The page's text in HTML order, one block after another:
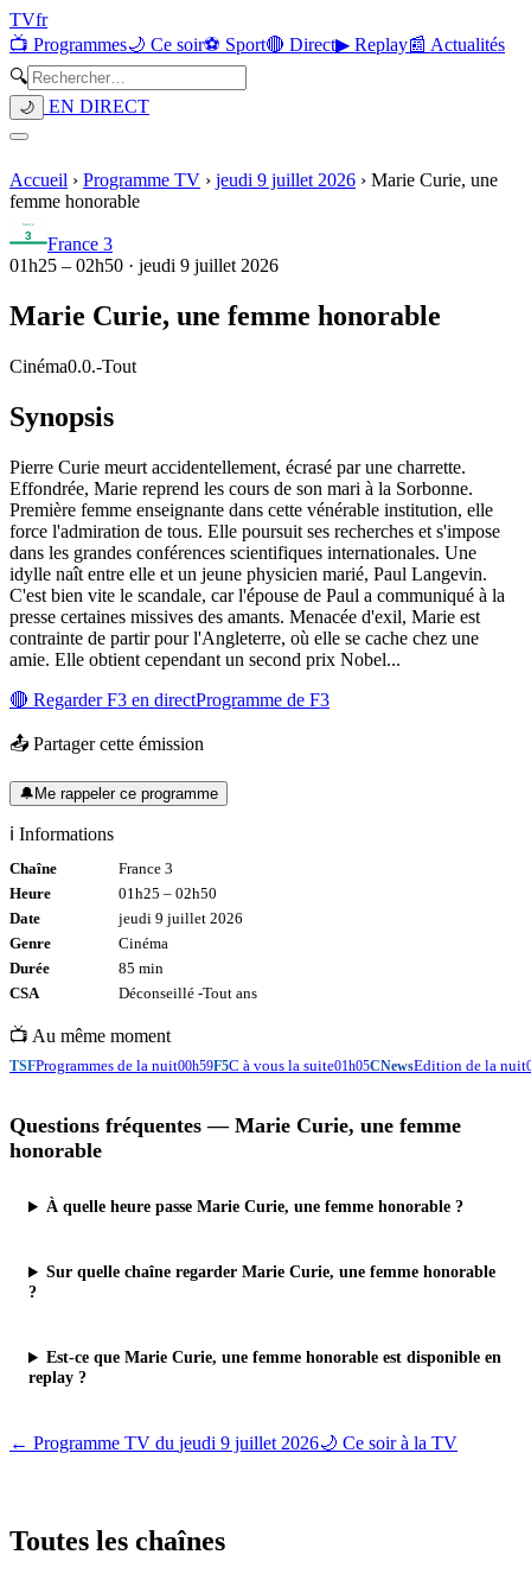
TVfr
📺 Programmes🌙 Ce soir⚽ Sport🔴 Direct▶ Replay📰 Actualités
🔍
🌙 EN DIRECT
Accueil › Programme TV › jeudi 9 juillet 2026 › Marie Curie, une
femme honorable
France 3
01h25 – 02h50 · jeudi 9 juillet 2026
Marie Curie, une femme honorable
Cinéma0.0.-Tout
Synopsis
Pierre Curie meurt accidentellement, écrasé par une charrette.
Effondrée, Marie reprend les cours de son mari à la Sorbonne.
Première femme enseignante dans cette vénérable institution, elle
force l'admiration de tous. Elle poursuit ses recherches et s'impose
dans les grandes conférences scientifiques internationales. Une
idylle naît entre elle et un jeune physicien marié, Paul Langevin.
C'est bien vite le scandale, car l'épouse de Paul a communiqué à la
presse certaines missives des amants. Menacée d'exil, Marie est
contrainte de partir pour l'Angleterre, où elle se cache chez une
amie. Elle obtient cependant un second prix Nobel...
🔴 RegarderF3 en directProgramme de F3
📤 Partager cette émission
🔔Me rappeler ce programme
ℹ️ Informations
Chaîne
France 3
Heure
01h25 – 02h50
Date
jeudi 9 juillet 2026
Genre
Cinéma
Durée
85 min
CSA
Déconseillé -Tout ans
📺 Au même moment
TSFProgrammes de la nuit00h59F5C à vous la suite01h05CNewsEdition de la nuit
Questions fréquentes — Marie Curie, une femme
honorable
À quelle heure passe Marie Curie, une femme honorable ?
Sur quelle chaîne regarder Marie Curie, une femme honorable
?
Est-ce que Marie Curie, une femme honorable est disponible en
replay ?
← Programme TV du jeudi 9 juillet 2026🌙 Ce soir à la TV
Toutes les chaînes